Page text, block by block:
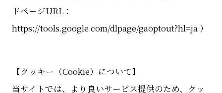
ドページURL：
https://tools.google.com/dlpage/gaoptout?hl=ja ）
【クッキー（Cookie）について】
当サイトでは、より良いサービス提供のため、クッ